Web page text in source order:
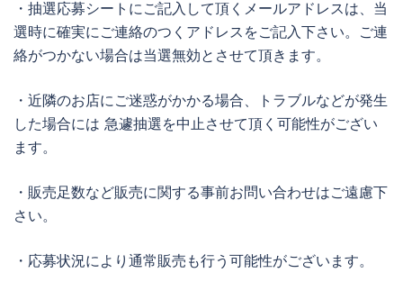
・抽選応募シートにご記入して頂くメールアドレスは、当
選時に確実にご連絡のつくアドレスをご記入下さい。ご連
絡がつかない場合は当選無効とさせて頂きます。
・近隣のお店にご迷惑がかかる場合、トラブルなどが発生
した場合には 急遽抽選を中止させて頂く可能性がござい
ます。
・販売足数など販売に関する事前お問い合わせはご遠慮下
さい。
・応募状況により通常販売も行う可能性がございます。